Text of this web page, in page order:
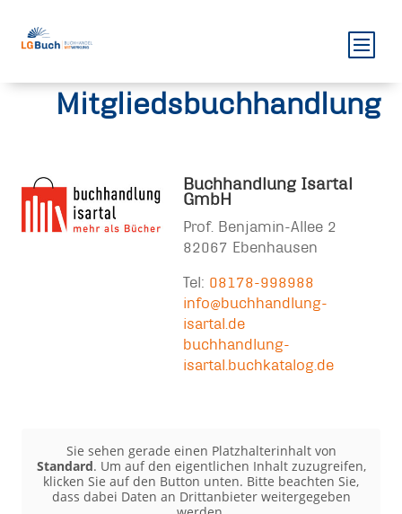
Mitgliedsbuchhandlung
Buchhandlung Isartal
GmbH
Prof. Benjamin-Allee 2
82067 Ebenhausen
Tel: 08178-998988
info@buchhandlung-
isartal.de
buchhandlung-
isartal.buchkatalog.de
Sie sehen gerade einen Platzhalterinhalt von
Standard. Um auf den eigentlichen Inhalt zuzugreifen,
klicken Sie auf den Button unten. Bitte beachten Sie,
dass dabei Daten an Drittanbieter weitergegeben